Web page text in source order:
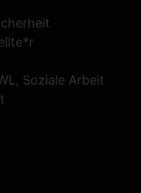
Soziale Arbeit